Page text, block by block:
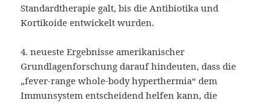
Standardtherapie galt, bis die Antibiotika und
Kortikoide entwickelt wurden.
4. neueste Ergebnisse amerikanischer
Grundlagenforschung darauf hindeuten, dass die
„fever-range whole-body hyperthermia“ dem
Immunsystem entscheidend helfen kann, die